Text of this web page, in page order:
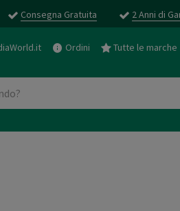
Consegna Gratuita 2 Anni di
Ordini Tutte le marche